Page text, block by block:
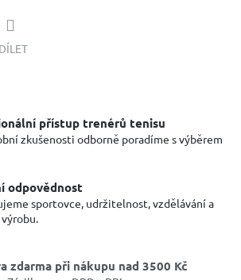
přístup trenérů tenisu
zkušenosti odborně poradíme s výběrem
odpovědnost
sportovce, udržitelnost, vzdělávání a
zdarma při nákupu nad 3500 Kč